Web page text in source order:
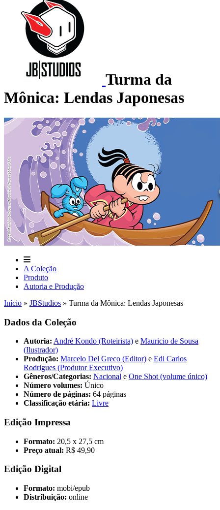
Turma da
Mônica: Lendas Japonesas
A Coleção
Produto
Autoria e Produção
Início » JBStudios » Turma da Mônica: Lendas Japonesas
Dados da Coleção
Autoria: André Kondo (Roteirista) e Mauricio de Sousa
(Ilustrador)
Produção: Marcelo Del Greco (Editor) e Edi Carlos
Rodrigues (Produtor Executivo)
Gêneros/Categorias: Nacional e One Shot (volume único)
Número volumes: Único
Número de páginas: 64 páginas
Classificação etária: Livre
Edição Impressa
Formato: 20,5 x 27,5 cm
Preço atual: R$ 49,90
Edição Digital
Formato: mobi/epub
Distribuição: online